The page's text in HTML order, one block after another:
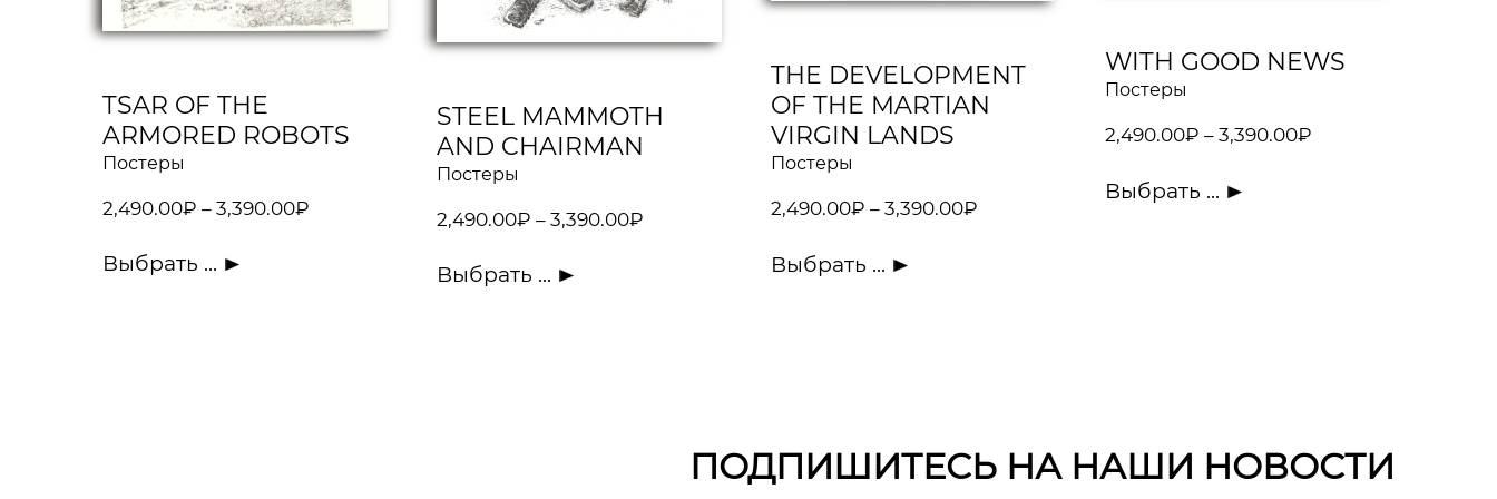
TSAR OF THE
ARMORED ROBOTS
Постеры
2,490.00₽ – 3,390.00₽
Выбрать ...
STEEL MAMMOTH
AND CHAIRMAN
Постеры
2,490.00₽ – 3,390.00₽
Выбрать ...
THE DEVELOPMENT
OF THE MARTIAN
VIRGIN LANDS
Постеры
2,490.00₽ – 3,390.00₽
Выбрать ...
WITH GOOD NEWS
Постеры
2,490.00₽ – 3,390.00₽
Выбрать ...
ПОДПИШИТЕСЬ НА НАШИ НОВОСТИ